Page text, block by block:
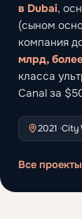
в Dubai,
(сыном
компания
млрд,
класса
Canal за
2021 ·City
Все